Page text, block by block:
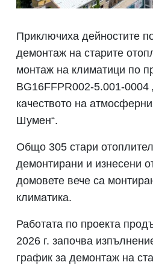
Приключиха дейностите
демонтаж на старите
монтаж на климатици по
BG16FFPR002-5.001-0004
качеството на
Шумен“.
Общо 305 стари
демонтирани и изнесени
домовете вече са
климатика.
Работата по проекта
2026 г. започва
график за демонтаж на